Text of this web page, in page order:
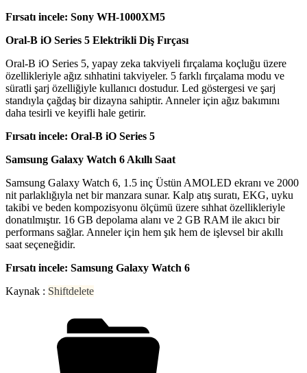
Fırsatı incele: Sony WH-1000XM5
Oral-B iO Series 5 Elektrikli Diş Fırçası
Oral-B iO Series 5, yapay zeka takviyeli fırçalama koçluğu üzere
özellikleriyle ağız sıhhatini takviyeler. 5 farklı fırçalama modu ve
süratli şarj özelliğiyle kullanıcı dostudur. Led göstergesi ve şarj
standıyla çağdaş bir dizayna sahiptir. Anneler için ağız bakımını
daha tesirli ve keyifli hale getirir.
Fırsatı incele: Oral-B iO Series 5
Samsung Galaxy Watch 6 Akıllı Saat
Samsung Galaxy Watch 6, 1.5 inç Üstün AMOLED ekranı ve 2000
nit parlaklığıyla net bir manzara sunar. Kalp atış suratı, EKG, uyku
takibi ve beden kompozisyonu ölçümü üzere sıhhat özellikleriyle
donatılmıştır. 16 GB depolama alanı ve 2 GB RAM ile akıcı bir
performans sağlar. Anneler için hem şık hem de işlevsel bir akıllı
saat seçeneğidir.
Fırsatı incele: Samsung Galaxy Watch 6
Kaynak : Shiftdelete